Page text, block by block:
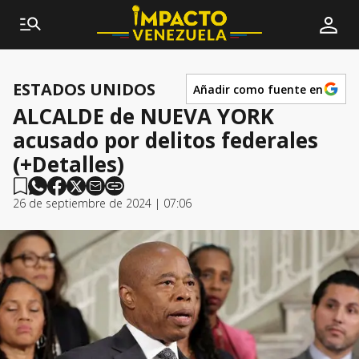
ESTADOS UNIDOS Añadir como fuente en
ALCALDE de NUEVA YORK
acusado por delitos federales
(+Detalles)
26 de septiembre de 2024 | 07:06